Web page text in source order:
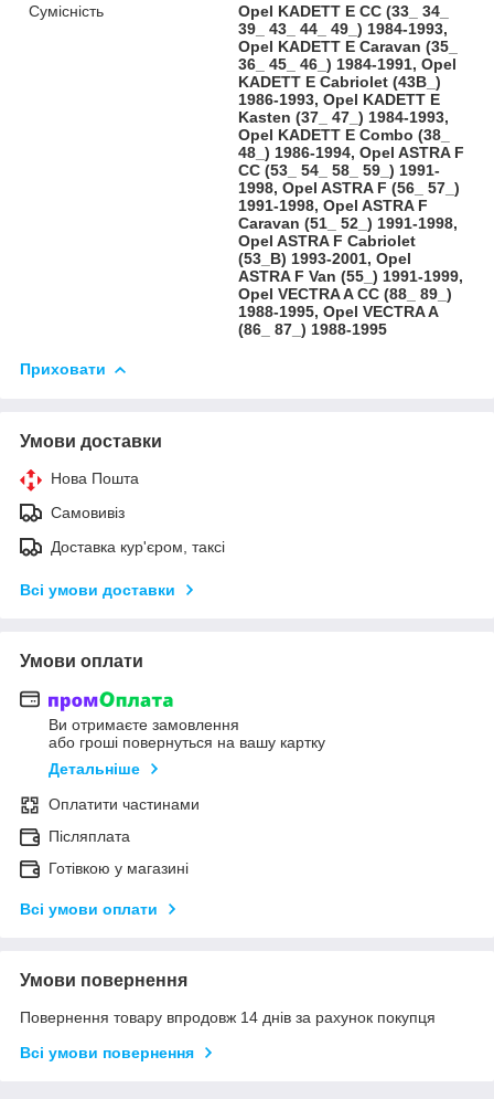
Сумісність
Opel KADETT E CC (33_ 34_
39_ 43_ 44_ 49_) 1984-1993,
Opel KADETT E Caravan (35_
36_ 45_ 46_) 1984-1991, Opel
KADETT E Cabriolet (43B_)
1986-1993, Opel KADETT E
Kasten (37_ 47_) 1984-1993,
Opel KADETT E Combo (38_
48_) 1986-1994, Opel ASTRA F
CC (53_ 54_ 58_ 59_) 1991-
1998, Opel ASTRA F (56_ 57_)
1991-1998, Opel ASTRA F
Caravan (51_ 52_) 1991-1998,
Opel ASTRA F Cabriolet
(53_B) 1993-2001, Opel
ASTRA F Van (55_) 1991-1999,
Opel VECTRA A CC (88_ 89_)
1988-1995, Opel VECTRA A
(86_ 87_) 1988-1995
Приховати
Умови доставки
Нова Пошта
Самовивіз
Доставка кур'єром, таксі
Всі умови доставки
Умови оплати
Ви отримаєте замовлення
або гроші повернуться на вашу картку
Детальніше
Оплатити частинами
Післяплата
Готівкою у магазині
Всі умови оплати
Умови повернення
Повернення товару впродовж 14 днів за рахунок покупця
Всі умови повернення